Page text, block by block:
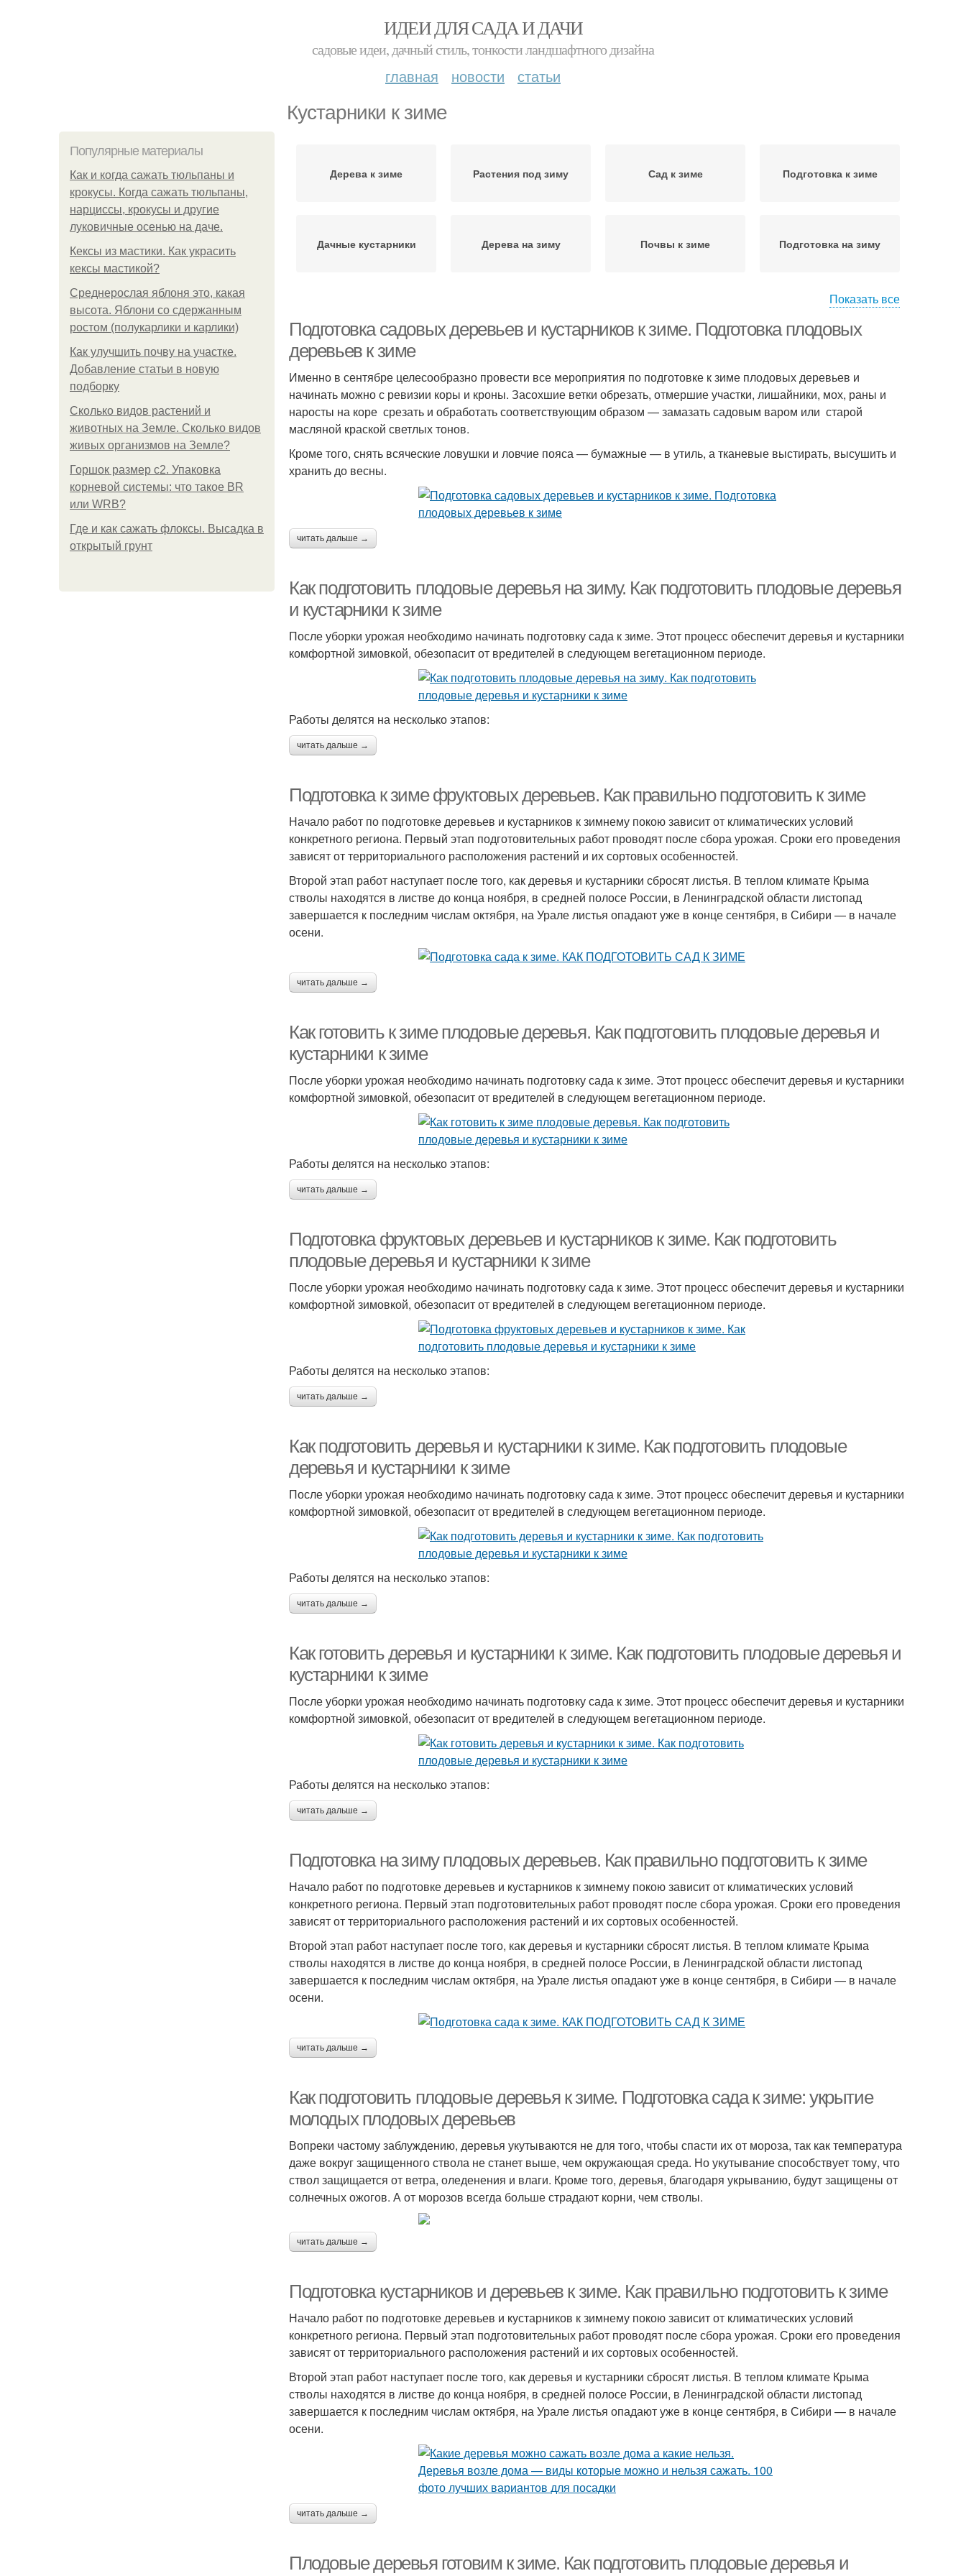
ИДЕИ ДЛЯ САДА И ДАЧИ
садовые идеи, дачный стиль, тонкости ландшафтного дизайна
главная новости статьи
Кустарники к зиме
Популярные материалы
Как и когда сажать тюльпаны и
крокусы. Когда сажать тюльпаны,
нарциссы, крокусы и другие
луковичные осенью на даче.
Кексы из мастики. Как украсить
кексы мастикой?
Среднерослая яблоня это, какая
высота. Яблони со сдержанным
ростом (полукарлики и карлики)
Как улучшить почву на участке.
Добавление статьи в новую
подборку
Сколько видов растений и
животных на Земле. Сколько видов
живых организмов на Земле?
Горшок размер с2. Упаковка
корневой системы: что такое BR
или WRB?
Где и как сажать флоксы. Высадка в
открытый грунт
Дерева к зиме Растения под зиму Сад к зиме Подготовка к зиме
Дачные кустарники Дерева на зиму Почвы к зиме Подготовка на зиму
Показать все
Подготовка садовых деревьев и кустарников к зиме. Подготовка плодовых
деревьев к зиме
Именно в сентябре целесообразно провести все мероприятия по подготовке к зиме плодовых деревьев и
начинать можно с ревизии коры и кроны. Засохшие ветки обрезать, отмершие участки, лишайники, мох, раны и
наросты на коре срезать и обработать соответствующим образом — замазать садовым варом или старой
масляной краской светлых тонов.
Кроме того, снять всяческие ловушки и ловчие пояса — бумажные — в утиль, а тканевые выстирать, высушить и
хранить до весны.
читать дальше →
Как подготовить плодовые деревья на зиму. Как подготовить плодовые деревья
и кустарники к зиме
После уборки урожая необходимо начинать подготовку сада к зиме. Этот процесс обеспечит деревья и кустарники
комфортной зимовкой, обезопасит от вредителей в следующем вегетационном периоде.
Работы делятся на несколько этапов:
читать дальше →
Подготовка к зиме фруктовых деревьев. Как правильно подготовить к зиме
Начало работ по подготовке деревьев и кустарников к зимнему покою зависит от климатических условий
конкретного региона. Первый этап подготовительных работ проводят после сбора урожая. Сроки его проведения
зависят от территориального расположения растений и их сортовых особенностей.
Второй этап работ наступает после того, как деревья и кустарники сбросят листья. В теплом климате Крыма
стволы находятся в листве до конца ноября, в средней полосе России, в Ленинградской области листопад
завершается к последним числам октября, на Урале листья опадают уже в конце сентября, в Сибири — в начале
осени.
читать дальше →
Как готовить к зиме плодовые деревья. Как подготовить плодовые деревья и
кустарники к зиме
После уборки урожая необходимо начинать подготовку сада к зиме. Этот процесс обеспечит деревья и кустарники
комфортной зимовкой, обезопасит от вредителей в следующем вегетационном периоде.
Работы делятся на несколько этапов:
читать дальше →
Подготовка фруктовых деревьев и кустарников к зиме. Как подготовить
плодовые деревья и кустарники к зиме
После уборки урожая необходимо начинать подготовку сада к зиме. Этот процесс обеспечит деревья и кустарники
комфортной зимовкой, обезопасит от вредителей в следующем вегетационном периоде.
Работы делятся на несколько этапов:
читать дальше →
Как подготовить деревья и кустарники к зиме. Как подготовить плодовые
деревья и кустарники к зиме
После уборки урожая необходимо начинать подготовку сада к зиме. Этот процесс обеспечит деревья и кустарники
комфортной зимовкой, обезопасит от вредителей в следующем вегетационном периоде.
Работы делятся на несколько этапов:
читать дальше →
Как готовить деревья и кустарники к зиме. Как подготовить плодовые деревья и
кустарники к зиме
После уборки урожая необходимо начинать подготовку сада к зиме. Этот процесс обеспечит деревья и кустарники
комфортной зимовкой, обезопасит от вредителей в следующем вегетационном периоде.
Работы делятся на несколько этапов:
читать дальше →
Подготовка на зиму плодовых деревьев. Как правильно подготовить к зиме
Начало работ по подготовке деревьев и кустарников к зимнему покою зависит от климатических условий
конкретного региона. Первый этап подготовительных работ проводят после сбора урожая. Сроки его проведения
зависят от территориального расположения растений и их сортовых особенностей.
Второй этап работ наступает после того, как деревья и кустарники сбросят листья. В теплом климате Крыма
стволы находятся в листве до конца ноября, в средней полосе России, в Ленинградской области листопад
завершается к последним числам октября, на Урале листья опадают уже в конце сентября, в Сибири — в начале
осени.
читать дальше →
Как подготовить плодовые деревья к зиме. Подготовка сада к зиме: укрытие
молодых плодовых деревьев
Вопреки частому заблуждению, деревья укутываются не для того, чтобы спасти их от мороза, так как температура
даже вокруг защищенного ствола не станет выше, чем окружающая среда. Но укутывание способствует тому, что
ствол защищается от ветра, оледенения и влаги. Кроме того, деревья, благодаря укрыванию, будут защищены от
солнечных ожогов. А от морозов всегда больше страдают корни, чем стволы.
читать дальше →
Подготовка кустарников и деревьев к зиме. Как правильно подготовить к зиме
Начало работ по подготовке деревьев и кустарников к зимнему покою зависит от климатических условий
конкретного региона. Первый этап подготовительных работ проводят после сбора урожая. Сроки его проведения
зависят от территориального расположения растений и их сортовых особенностей.
Второй этап работ наступает после того, как деревья и кустарники сбросят листья. В теплом климате Крыма
стволы находятся в листве до конца ноября, в средней полосе России, в Ленинградской области листопад
завершается к последним числам октября, на Урале листья опадают уже в конце сентября, в Сибири — в начале
осени.
читать дальше →
Плодовые деревья готовим к зиме. Как подготовить плодовые деревья и